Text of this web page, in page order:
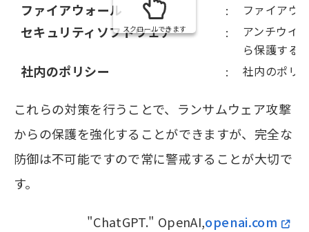
ファイアウォール : ファイアウ
セキュリティソフトウェア :
アンチウイ
ら保護する
社内のポリシー : 社内のポリ
スクロールできます
これらの対策を行うことで、ランサムウェア攻撃
からの保護を強化することができますが、完全な
防御は不可能ですので常に警戒することが大切で
す。
"ChatGPT." OpenAI,openai.com